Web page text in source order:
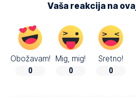
Vaša reakcija na
Obožavam!
0
Mig, mig!
0
Sretno!
0